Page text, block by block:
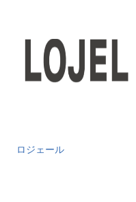
ロジェール